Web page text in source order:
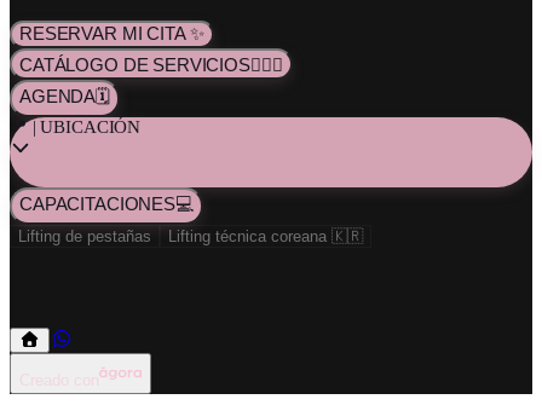
RESERVAR MI CITA ✨
CATÁLOGO DE SERVICIOS💇🏻‍♀️
AGENDA🗓️
📍 | UBICACIÓN
CAPACITACIONES💻
Lifting de pestañas Lifting técnica coreana 🇰🇷
Lifting técnica coreana 🇰🇷
Creado con